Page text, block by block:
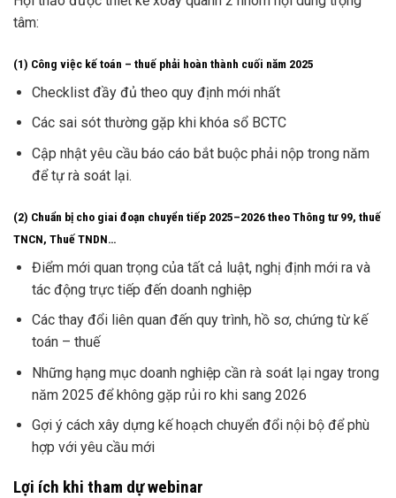
tâm:
(1) Công việc kế toán – thuế phải hoàn thành cuối năm 2025
Checklist đầy đủ theo quy định mới nhất
Các sai sót thường gặp khi khóa sổ BCTC
Cập nhật yêu cầu báo cáo bắt buộc phải nộp trong năm
để tự rà soát lại.
(2) Chuẩn bị cho giai đoạn chuyển tiếp 2025–2026 theo Thông tư 99, thuế
TNCN, Thuế TNDN…
Điểm mới quan trọng của tất cả luật, nghị định mới ra và
tác động trực tiếp đến doanh nghiệp
Các thay đổi liên quan đến quy trình, hồ sơ, chứng từ kế
toán – thuế
Những hạng mục doanh nghiệp cần rà soát lại ngay trong
năm 2025 để không gặp rủi ro khi sang 2026
Gợi ý cách xây dựng kế hoạch chuyển đổi nội bộ để phù
hợp với yêu cầu mới
Lợi ích khi tham dự webinar